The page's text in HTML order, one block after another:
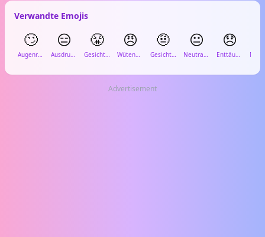
Verwandte Emojis
🙄
Augenrollen
😑
Ausdrucksloses Gesicht
😤
Gesicht mit Dampf aus der Nase
😠
Wütendes Gesicht
🤨
Gesicht mit hochgezogener Augenbraue
😐
Neutrales Gesicht
😞
Enttäuschtes Gesicht
Advertisement